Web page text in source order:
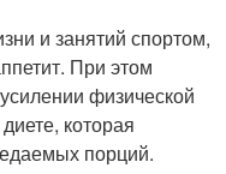
и занятий спортом,
При этом
физической
которая
порций.